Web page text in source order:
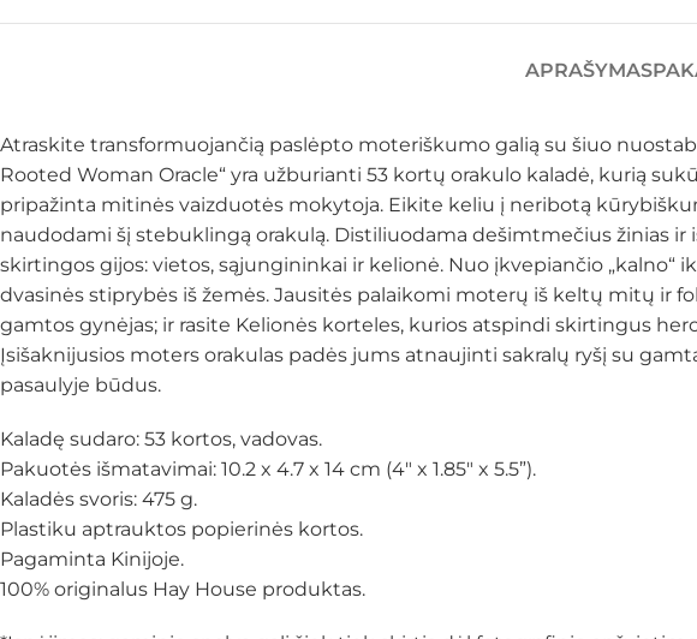
APRAŠYMAS
Atraskite transformuojančią paslėpto moteriškumo galią su šiuo
Rooted Woman Oracle“ yra užburianti 53 kortų orakulo kaladė, kurią
pripažinta mitinės vaizduotės mokytoja. Eikite keliu į neribotą
naudodami šį stebuklingą orakulą. Distiliuodama dešimtmečius žinias
skirtingos gijos: vietos, sąjungininkai ir kelionė. Nuo įkvepiančio
dvasinės stiprybės iš žemės. Jausitės palaikomi moterų iš keltų mitų ir
gamtos gynėjas; ir rasite Kelionės korteles, kurios atspindi skirtingus
Įsišaknijusios moters orakulas padės jums atnaujinti sakralų ryšį su
pasaulyje būdus.
Kaladę sudaro: 53 kortos, vadovas.
Pakuotės išmatavimai: 10.2 x 4.7 x 14 cm (4″ x 1.85″ x 5.5”).
Kaladės svoris: 475 g.
Plastiku aptrauktos popierinės kortos.
Pagaminta Kinijoje.
100% originalus Hay House produktas.